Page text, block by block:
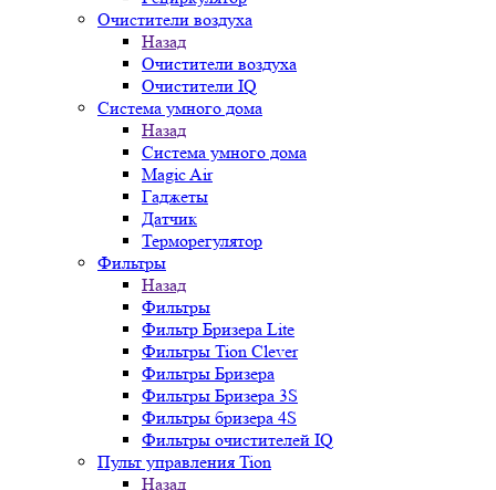
Очистители воздуха
Назад
Очистители воздуха
Очистители IQ
Система умного дома
Назад
Система умного дома
Magic Air
Гаджеты
Датчик
Терморегулятор
Фильтры
Назад
Фильтры
Фильтр Бризера Lite
Фильтры Tion Clever
Фильтры Бризера
Фильтры Бризера 3S
Фильтры бризера 4S
Фильтры очистителей IQ
Пульт управления Tion
Назад